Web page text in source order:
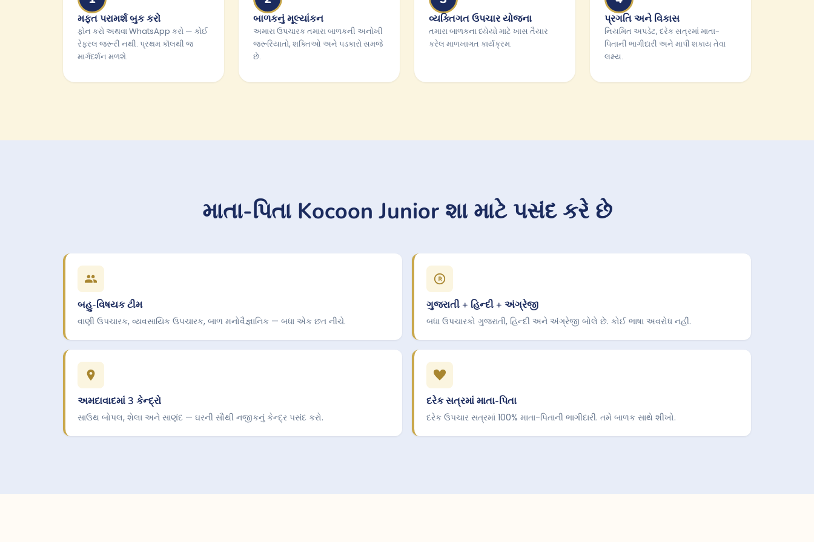
મફત પરામર્શ બુક કરો
ફોન કરો અથવા WhatsApp કરો — કોઈ
રેફરલ જરૂરી નથી. પ્રથમ કૉલથી જ
માર્ગદર્શન મળશે.
બાળકનું મૂલ્યાંકન
અમારા ઉપચારક તમારા બાળકની અનોખી
જરૂરિયાતો, શક્તિઓ અને પડકારો સમજે
છે.
વ્યક્તિગત ઉપચાર યોજના
તમારા બાળકના ધ્યેયો માટે ખાસ તૈયાર
કરેલ માળખાગત કાર્યક્રમ.
પ્રગતિ અને વિકાસ
નિયમિત અપડેટ, દરેક સત્રમાં માતા-
પિતાની ભાગીદારી અને માપી શકાય તેવા
લક્ષ્ય.
માતા-પિતા Kocoon Junior શા માટે પસંદ કરે છે
બહુ-વિષયક ટીમ
વાણી ઉપચારક, વ્યવસાયિક ઉપચારક, બાળ મનોવૈજ્ઞાનિક — બધા એક છત નીચે.
ગુજરાતી + હિન્દી + અંગ્રેજી
બધા ઉપચારકો ગુજરાતી, હિન્દી અને અંગ્રેજી બોલે છે. કોઈ ભાષા અવરોધ નહીં.
અમદાવાદમાં 3 કેન્દ્રો
સાઉથ બોપલ, શેલા અને સાણંદ — ઘરની સૌથી નજીકનું કેન્દ્ર પસંદ કરો.
દરેક સત્રમાં માતા-પિતા
દરેક ઉપચાર સત્રમાં 100% માતા-પિતાની ભાગીદારી. તમે બાળક સાથે શીખો.